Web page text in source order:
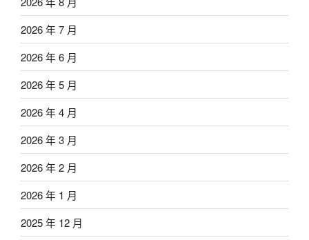
2026 年 7 月
2026 年 6 月
2026 年 5 月
2026 年 4 月
2026 年 3 月
2026 年 2 月
2026 年 1 月
2025 年 12 月